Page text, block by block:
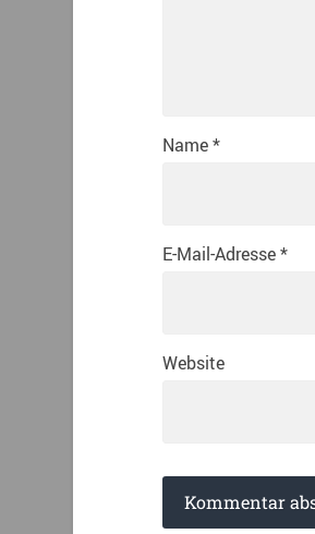
Name*
E-Mail-Adresse*
Website